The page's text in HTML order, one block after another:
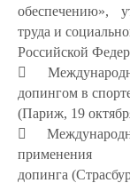
обеспечению»,
труда и
Российской

допингом в
(Париж, 19

применения
допинга